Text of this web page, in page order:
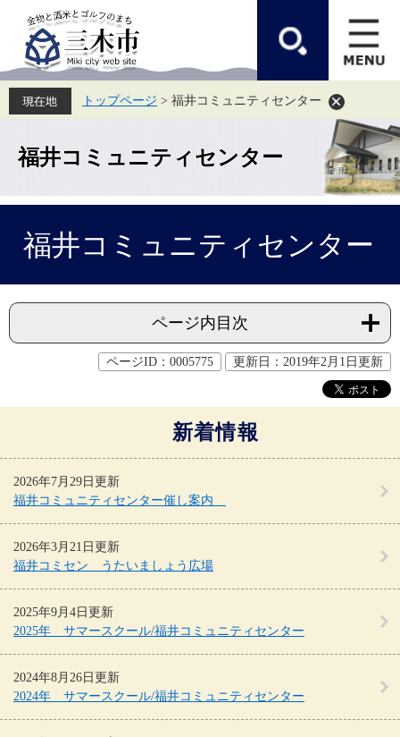
先
頭
す。
を
飛
し
トップページ > 福井コミュニティセンター
福井コミュニティセンター
福井コミュニティセンター
ページ内目次
ページID：0005775 更新日：2019年2月1日更新
新着情報
2026年7月29日更新
福井コミュニティセンター催し案内
2026年3月21日更新
福井コミセン うたいましょう広場
2025年9月4日更新
2025年 サマースクール/福井コミュニティセンター
2024年8月26日更新
2024年 サマースクール/福井コミュニティセンター